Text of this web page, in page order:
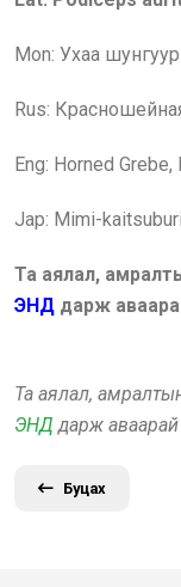
Mon: Ухаа шунгуур
Rus:
Eng: Horned
Jap: Mimi-
Та аялал,
ЭНД дарж
Та аялал,
ЭНД дарж аваарай
Буцах